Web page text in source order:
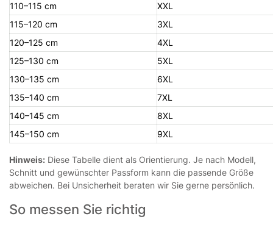
110–115 cm
XXL
115–120 cm
3XL
120–125 cm
4XL
125–130 cm
5XL
130–135 cm
6XL
135–140 cm
7XL
140–145 cm
8XL
145–150 cm
9XL
Hinweis: Diese Tabelle dient als Orientierung. Je nach Modell,
Schnitt und gewünschter Passform kann die passende Größe
abweichen. Bei Unsicherheit beraten wir Sie gerne persönlich.
So messen Sie richtig